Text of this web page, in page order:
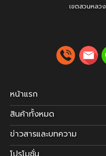
เขตสวนหลวง
หน้าแรก
สินค้าทั้งหมด
ข่าวสารและบทความ